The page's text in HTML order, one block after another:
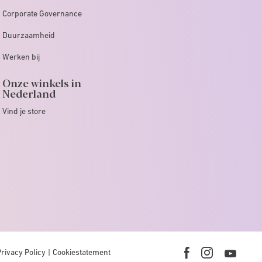
Corporate Governance
Duurzaamheid
Werken bij
Onze winkels in
Nederland
Vind je store
Policy Cookiestatement